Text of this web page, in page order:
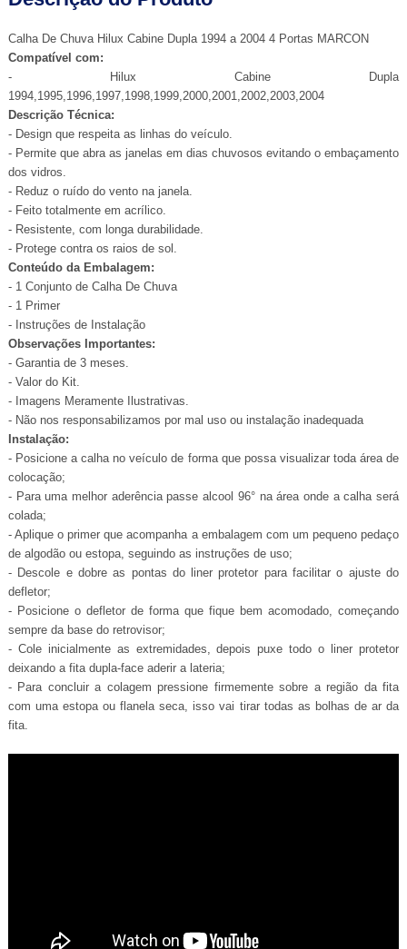
Calha De Chuva Hilux Cabine Dupla 1994 a 2004 4 Portas MARCON
Compatível com:
- Hilux Cabine Dupla
1994,1995,1996,1997,1998,1999,2000,2001,2002,2003,2004
Descrição Técnica:
- Design que respeita as linhas do veículo.
- Permite que abra as janelas em dias chuvosos evitando o embaçamento
dos vidros.
- Reduz o ruído do vento na janela.
- Feito totalmente em acrílico.
- Resistente, com longa durabilidade.
- Protege contra os raios de sol.
Conteúdo da Embalagem:
- 1 Conjunto de Calha De Chuva
- 1 Primer
- Instruções de Instalação
Observações Importantes:
- Garantia de 3 meses.
- Valor do Kit.
- Imagens Meramente Ilustrativas.
- Não nos responsabilizamos por mal uso ou instalação inadequada
Instalação:
- Posicione a calha no veículo de forma que possa visualizar toda área de
colocação;
- Para uma melhor aderência passe alcool 96° na área onde a calha ser
colada;
- Aplique o primer que acompanha a embalagem com um pequeno pedaço
de algodão ou estopa, seguindo as instruções de uso;
- Descole e dobre as pontas do liner protetor para facilitar o ajuste do
defletor;
- Posicione o defletor de forma que fique bem acomodado, começando
sempre da base do retrovisor;
- Cole inicialmente as extremidades, depois puxe todo o liner protetor
deixando a fita dupla-face aderir a lateria;
- Para concluir a colagem pressione firmemente sobre a região da fita
com uma estopa ou flanela seca, isso vai tirar todas as bolhas de ar da
fita.